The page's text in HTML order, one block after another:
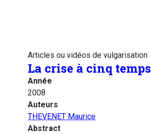
Articles ou vidéos de vulgarisation
La crise à cinq temps
Année
2008
Auteurs
THEVENET Maurice
Abstract